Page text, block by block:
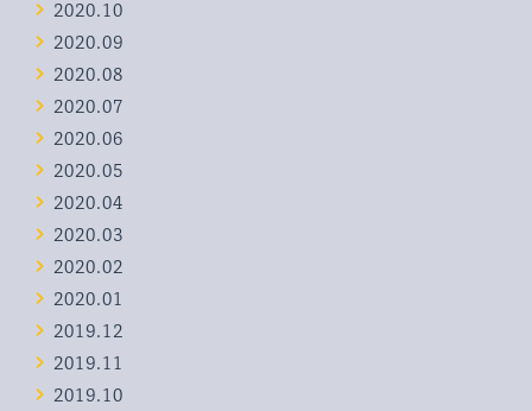
2020.10
2020.09
2020.08
2020.07
2020.06
2020.05
2020.04
2020.03
2020.02
2020.01
2019.12
2019.11
2019.10